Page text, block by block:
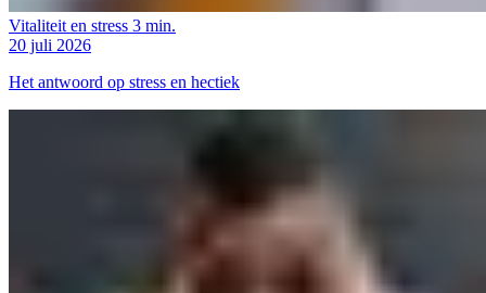
Vitaliteit en stress 3 min.
20 juli 2026
Het antwoord op stress en hectiek